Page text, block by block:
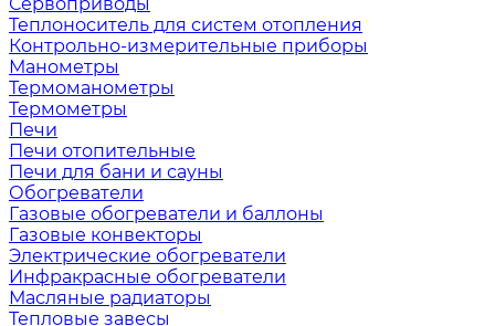
Теплоноситель для систем отопления
Контрольно-измерительные приборы
Манометры
Термоманометры
Термометры
Печи
Печи отопительные
Печи для бани и сауны
Обогреватели
Газовые обогреватели и баллоны
Газовые конвекторы
Электрические обогреватели
Инфракрасные обогреватели
Масляные радиаторы
Тепловые завесы